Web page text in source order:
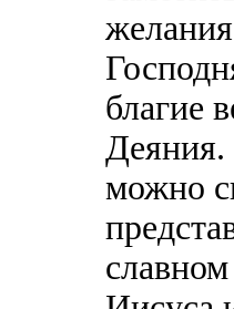
благие
Деяния.
можно